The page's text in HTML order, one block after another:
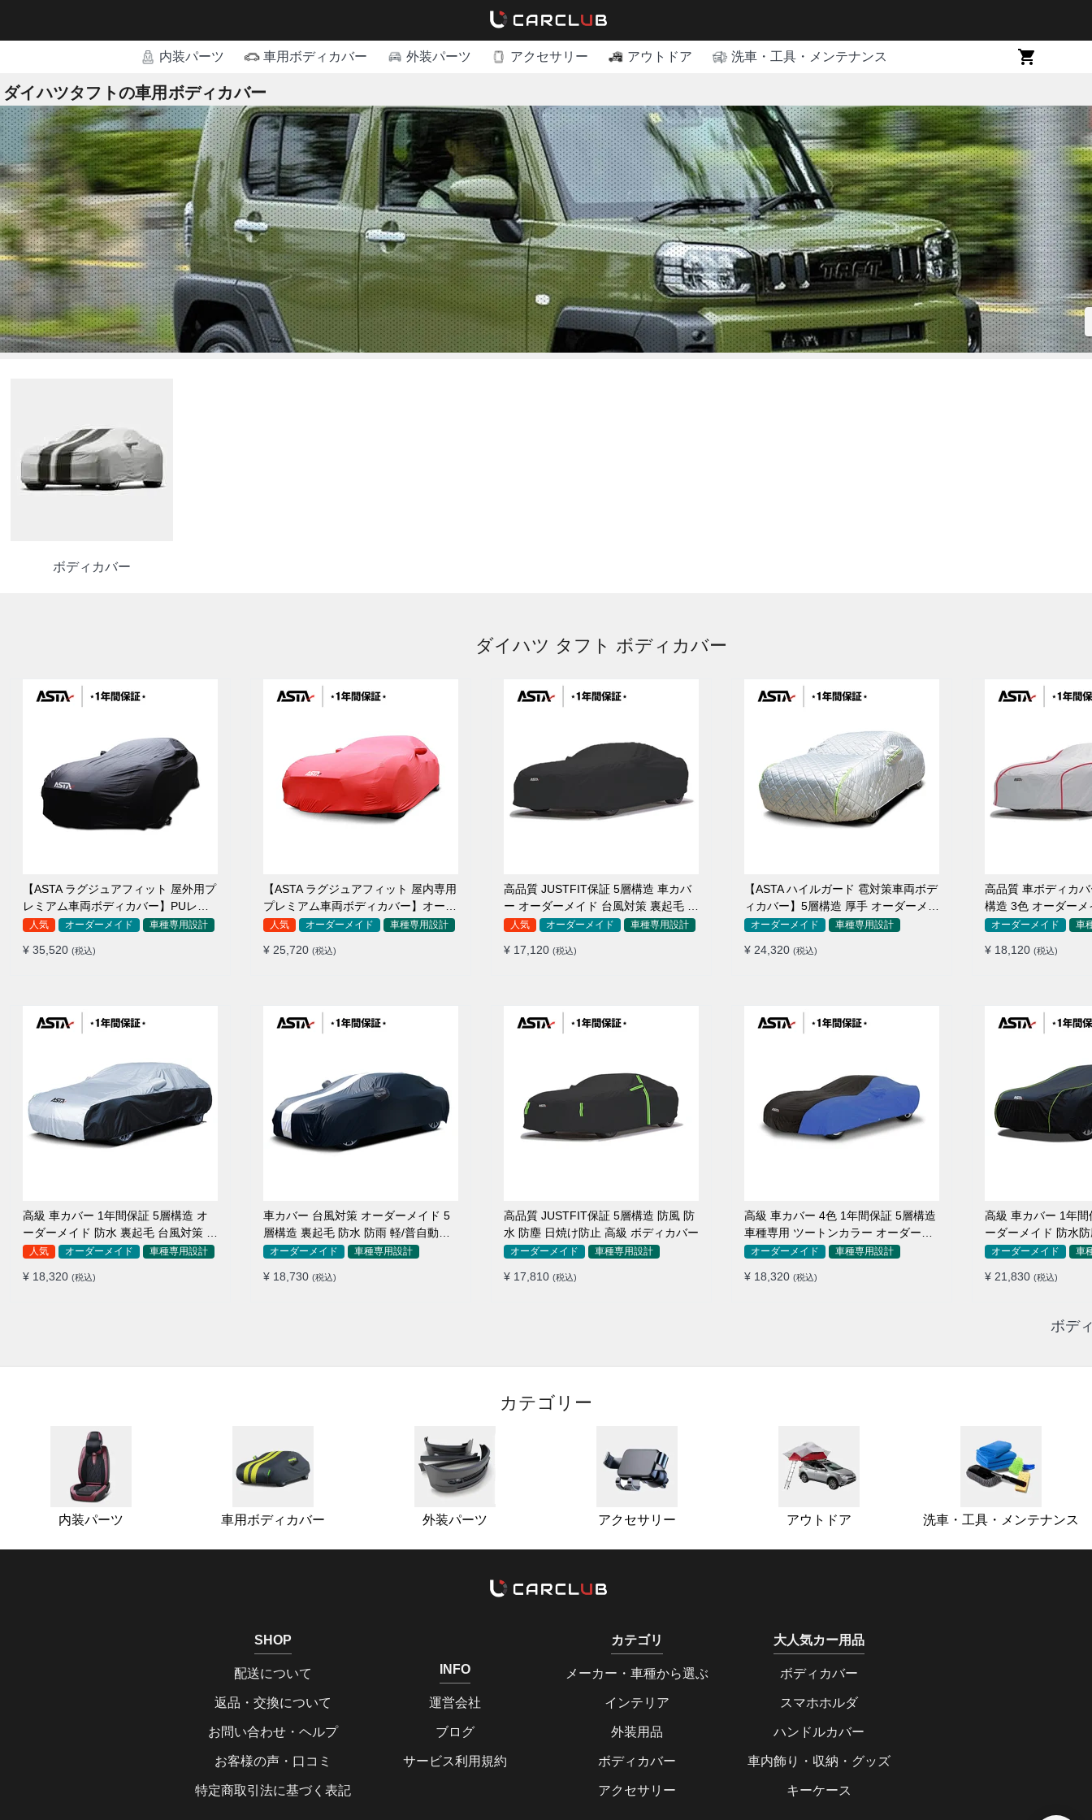
内装パーツ 車用ボディカバー 外装パーツ アクセサリー アウトドア 洗車・工具・メンテナンス
ダイハツタフトの車用ボディカバー
ボディカバー
ダイハツ タフト ボディカバー
【ASTA ラグジュアフィット 屋外用プ
レミアム車両ボディカバー】PUレザ
ー製 オーダーメイド 高級感 裏起毛車
人気 オーダーメイド 車種専用設計
¥ 35,520 (税込)
【ASTA ラグジュアフィット 屋内専用
プレミアム車両ボディカバー】オーダ
ーメイド 最高級生地 柔かい 裏起毛車
人気 オーダーメイド 車種専用設計
¥ 25,720 (税込)
高品質 JUSTFIT保証 5層構造 車カバ
ー オーダーメイド 台風対策 裏起毛 防
水 耐久性 傷保護
人気 オーダーメイド 車種専用設計
¥ 17,120 (税込)
【ASTA ハイルガード 雹対策車両ボデ
ィカバー】5層構造 厚手 オーダーメイ
ド 凍結防止 防雪防風 極厚 防風ロープ
オーダーメイド 車種専用設計
¥ 24,320 (税込)
高品質 車ボディカバ
構造 3色 オーダー
防水 四季
オーダーメイド 車
¥ 18,120 (税込)
高級 車カバー 1年間保証 5層構造 オ
ーダーメイド 防水 裏起毛 台風対策 黄
砂対策 車種専用
人気 オーダーメイド 車種専用設計
¥ 18,320 (税込)
車カバー 台風対策 オーダーメイド 5
層構造 裏起毛 防水 防雨 軽/普自動車
SUV対応 おすすめ
オーダーメイド 車種専用設計
¥ 18,730 (税込)
高品質 JUSTFIT保証 5層構造 防風 防
水 防塵 日焼け防止 高級 ボディカバー
オーダーメイド 車種専用設計
¥ 17,810 (税込)
高級 車カバー 4色 1年間保証 5層構造
車種専用 ツートンカラー オーダーメ
イド 防水 耐久性
オーダーメイド 車種専用設計
¥ 18,320 (税込)
高級 車カバー 1年
ーダーメイド 防水
用オーダーメイド 車
¥ 21,830 (税込)
ボデ
カテゴリー
内装パーツ 車用ボディカバー 外装パーツ アクセサリー アウトドア 洗車・工具・メンテナンス
SHOP
配送について
返品・交換について
お問い合わせ・ヘルプ
お客様の声・口コミ
特定商取引法に基づく表記
INFO
運営会社
ブログ
サービス利用規約
カテゴリ
メーカー・車種から選ぶ
インテリア
外装用品
ボディカバー
アクセサリー
大人気カー用品
ボディカバー
スマホホルダ
ハンドルカバー
車内飾り・収納・グッズ
キーケース